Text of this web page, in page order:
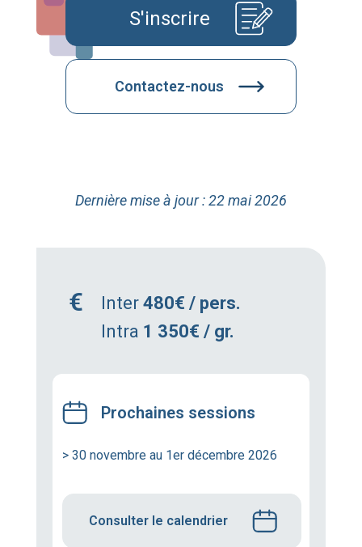
S'inscrire
Contactez-nous
Dernière mise à jour : 22 mai 2026
Inter 480€ / pers.
Intra 1 350€ / gr.
Prochaines sessions
> 30 novembre au 1er décembre 2026
Consulter le calendrier